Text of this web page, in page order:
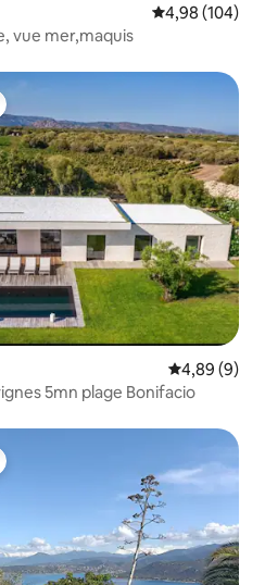
Note
4,98 (104)
privée, vue mer,maquis
Note
4,89 (9)
5mn plage Bonifacio